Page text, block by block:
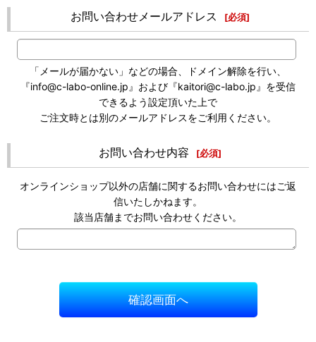
お問い合わせメールアドレス [必須]
「メールが届かない」などの場合、ドメイン解除を行い、
『info@c-labo-online.jp』および『kaitori@c-labo.jp』を受信
できるよう設定頂いた上で
ご注文時とは別のメールアドレスをご利用ください。
お問い合わせ内容 [必須]
オンラインショップ以外の店舗に関するお問い合わせにはご返
信いたしかねます。
該当店舗までお問い合わせください。
確認画面へ